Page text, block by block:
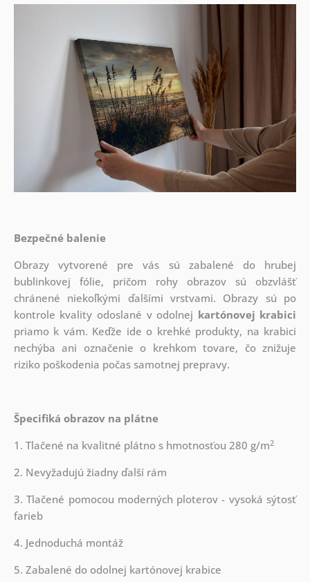
Bezpečné balenie
Obrazy vytvorené pre vás sú zabalené do hrubej
bublinkovej fólie, pričom rohy obrazov sú obzvlášť
chránené niekoľkými ďalšími vrstvami. Obrazy sú po
kontrole kvality odoslané v odolnej kartónovej krabici
priamo k vám. Keďže ide o krehké produkty, na krabici
nechýba ani označenie o krehkom tovare, čo znižuje
riziko poškodenia počas samotnej prepravy.
Špecifiká obrazov na plátne
1. Tlačené na kvalitné plátno s hmotnosťou 280 g/m2
2. Nevyžadujú žiadny ďalší rám
3. Tlačené pomocou moderných ploterov - vysoká sýtosť
farieb
4. Jednoduchá montáž
5. Zabalené do odolnej kartónovej krabice